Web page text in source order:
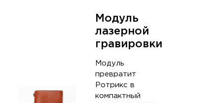
Модуль
лазерной
гравировки
Модуль
превратит
Ротрикс в
компактный